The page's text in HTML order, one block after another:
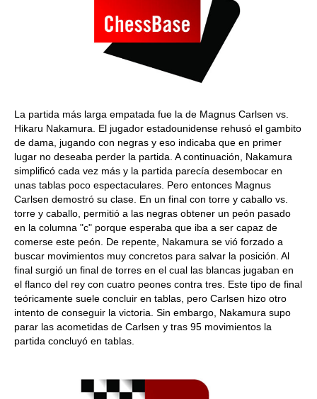
La partida más larga empatada fue la de Magnus Carlsen vs.
Hikaru Nakamura. El jugador estadounidense rehusó el gambito
de dama, jugando con negras y eso indicaba que en primer
lugar no deseaba perder la partida. A continuación, Nakamura
simplificó cada vez más y la partida parecía desembocar en
unas tablas poco espectaculares. Pero entonces Magnus
Carlsen demostró su clase. En un final con torre y caballo vs.
torre y caballo, permitió a las negras obtener un peón pasado
en la columna "c" porque esperaba que iba a ser capaz de
comerse este peón. De repente, Nakamura se vió forzado a
buscar movimientos muy concretos para salvar la posición. Al
final surgió un final de torres en el cual las blancas jugaban en
el flanco del rey con cuatro peones contra tres. Este tipo de final
teóricamente suele concluir en tablas, pero Carlsen hizo otro
intento de conseguir la victoria. Sin embargo, Nakamura supo
parar las acometidas de Carlsen y tras 95 movimientos la
partida concluyó en tablas.